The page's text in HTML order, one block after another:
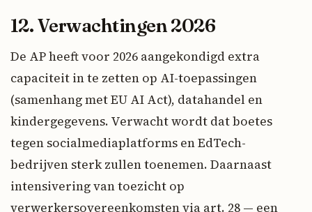
12. Verwachtingen 2026
De AP heeft voor 2026 aangekondigd extra
capaciteit in te zetten op AI-toepassingen
(samenhang met EU AI Act), datahandel en
kindergegevens. Verwacht wordt dat boetes
tegen socialmediaplatforms en EdTech-
bedrijven sterk zullen toenemen. Daarnaast
intensivering van toezicht op
verwerkersovereenkomsten via art. 28 — een